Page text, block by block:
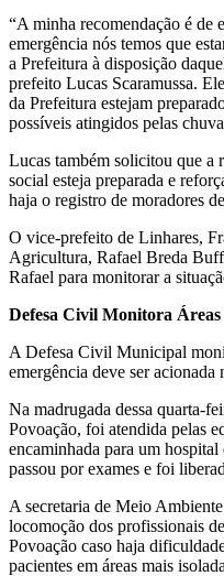
“A minha recomendação é de
emergência nós temos que
a Prefeitura à disposição
prefeito Lucas Scaramussa.
da Prefeitura estejam
possíveis atingidos pelas
Lucas também solicitou que a
social esteja preparada e
haja o registro de moradores
O vice-prefeito de Linhares,
Agricultura, Rafael Breda
Rafael para monitorar a
Defesa Civil Monitora Áreas
A Defesa Civil Municipal
emergência deve ser
Na madrugada dessa quarta-
Povoação, foi atendida pelas
encaminhada para um
passou por exames e foi
A secretaria de Meio
locomoção dos profissionais
Povoação caso haja
pacientes em áreas mais